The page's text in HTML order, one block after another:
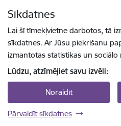
Sīkdatnes
Lai šī tīmekļvietne darbotos, tā
sīkdatnes. Ar Jūsu piekrišanu
izmantotas statistikas un sociālo
Lūdzu, atzīmējiet savu izvēli:
Noraidīt
Pārvaldīt sīkdatnes